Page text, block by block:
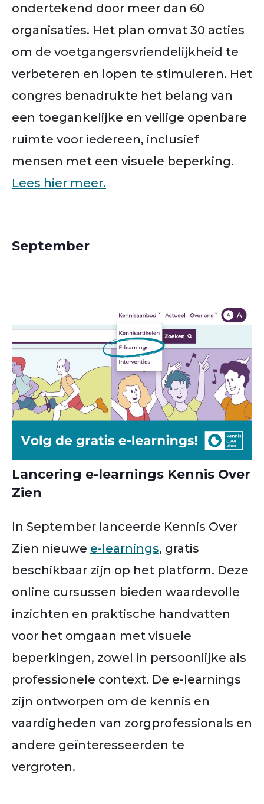
ondertekend door meer dan 60
organisaties. Het plan omvat 30 acties
om de voetgangersvriendelijkheid te
verbeteren en lopen te stimuleren. Het
congres benadrukte het belang van
een toegankelijke en veilige openbare
ruimte voor iedereen, inclusief
mensen met een visuele beperking.
Lees hier meer.
September
Lancering e-learnings Kennis Over
Zien
In September lanceerde Kennis Over
Zien nieuwe e-learnings, gratis
beschikbaar zijn op het platform. Deze
online cursussen bieden waardevolle
inzichten en praktische handvatten
voor het omgaan met visuele
beperkingen, zowel in persoonlijke als
professionele context. De e-learnings
zijn ontworpen om de kennis en
vaardigheden van zorgprofessionals en
andere geïnteresseerden te
vergroten.